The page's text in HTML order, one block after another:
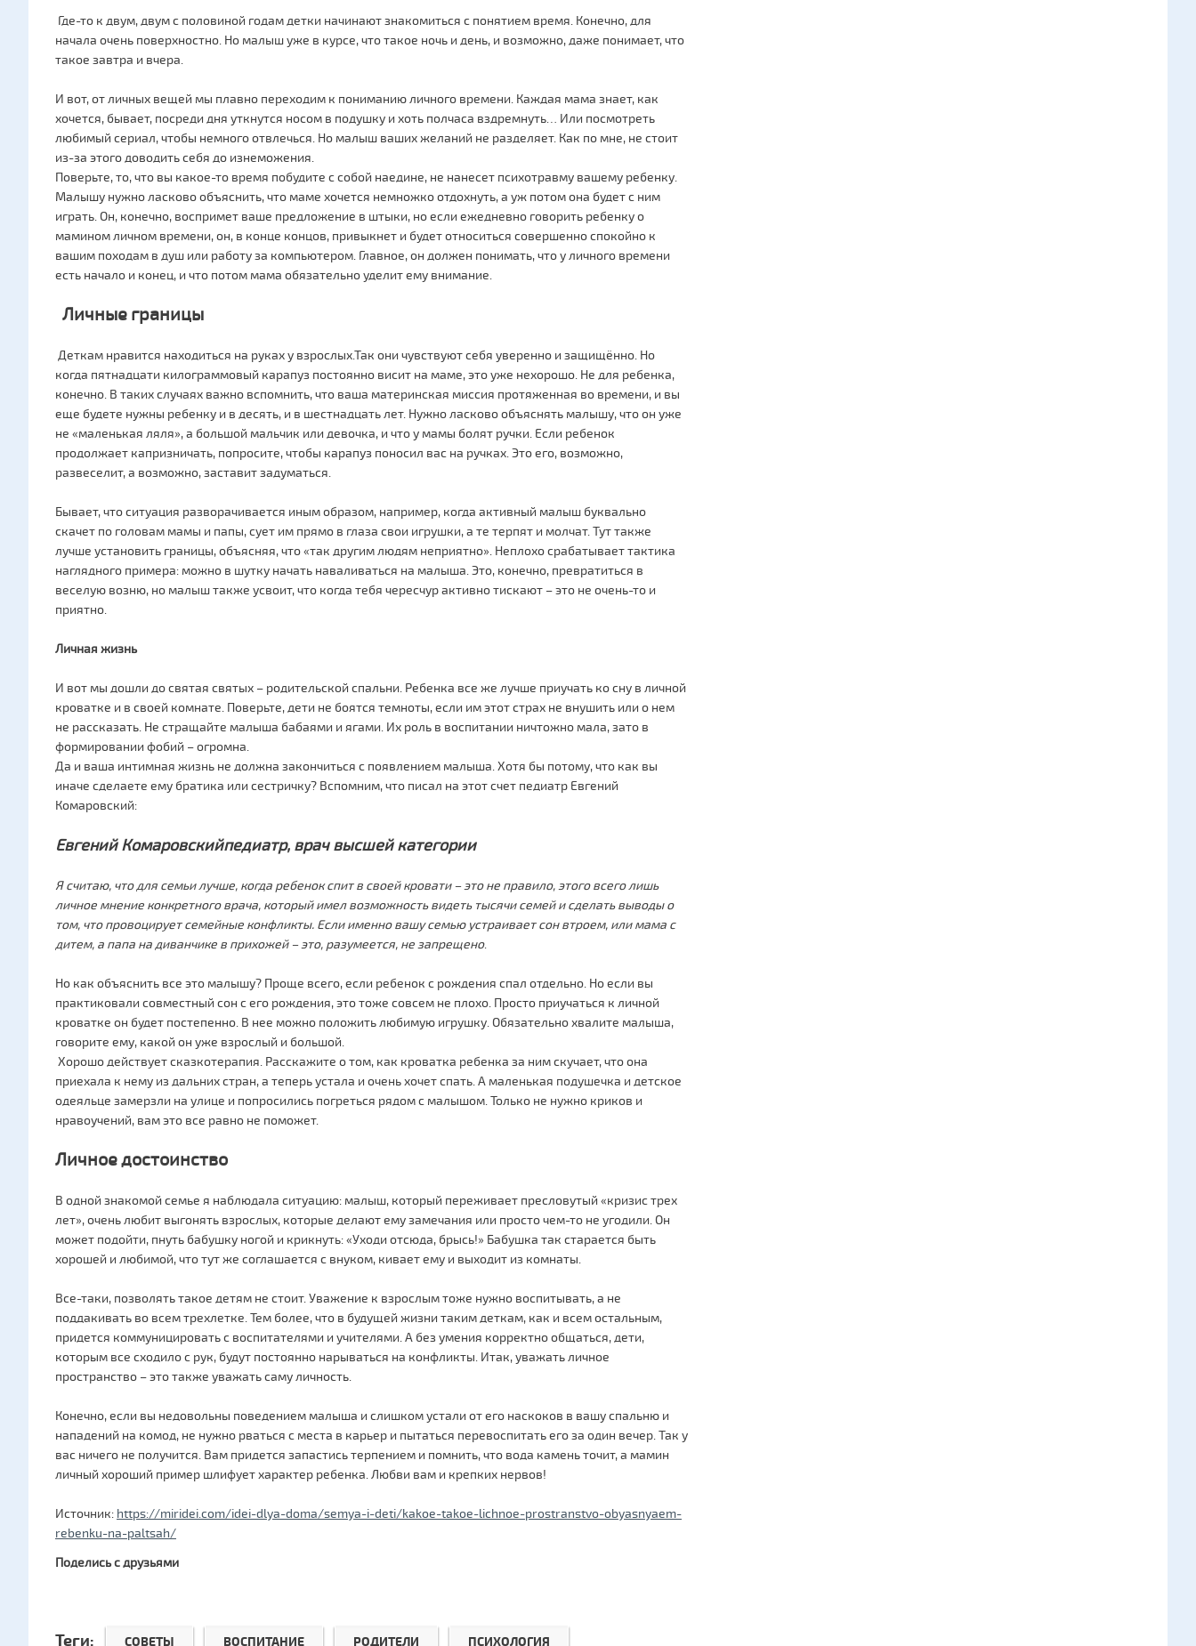
Где-то к двум, двум с половиной годам детки начинают знакомиться с понятием время. Конечно, для
начала очень поверхностно. Но малыш уже в курсе, что такое ночь и день, и возможно, даже понимает, что
такое завтра и вчера.
И вот, от личных вещей мы плавно переходим к пониманию личного времени. Каждая мама знает, как
хочется, бывает, посреди дня уткнутся носом в подушку и хоть полчаса вздремнуть… Или посмотреть
любимый сериал, чтобы немного отвлечься. Но малыш ваших желаний не разделяет. Как по мне, не стоит
из-за этого доводить себя до изнеможения.
Поверьте, то, что вы какое-то время побудите с собой наедине, не нанесет психотравму вашему ребенку.
Малышу нужно ласково объяснить, что маме хочется немножко отдохнуть, а уж потом она будет с ним
играть. Он, конечно, воспримет ваше предложение в штыки, но если ежедневно говорить ребенку о
мамином личном времени, он, в конце концов, привыкнет и будет относиться совершенно спокойно к
вашим походам в душ или работу за компьютером. Главное, он должен понимать, что у личного времени
есть начало и конец, и что потом мама обязательно уделит ему внимание.
Личные границы
Деткам нравится находиться на руках у взрослых.Так они чувствуют себя уверенно и защищённо. Но
когда пятнадцати килограммовый карапуз постоянно висит на маме, это уже нехорошо. Не для ребенка,
конечно. В таких случаях важно вспомнить, что ваша материнская миссия протяженная во времени, и вы
еще будете нужны ребенку и в десять, и в шестнадцать лет. Нужно ласково объяснять малышу, что он уже
не «маленькая ляля», а большой мальчик или девочка, и что у мамы болят ручки. Если ребенок
продолжает капризничать, попросите, чтобы карапуз поносил вас на ручках. Это его, возможно,
развеселит, а возможно, заставит задуматься.
Бывает, что ситуация разворачивается иным образом, например, когда активный малыш буквально
скачет по головам мамы и папы, сует им прямо в глаза свои игрушки, а те терпят и молчат. Тут также
лучше установить границы, объясняя, что «так другим людям неприятно». Неплохо срабатывает тактика
наглядного примера: можно в шутку начать наваливаться на малыша. Это, конечно, превратиться в
веселую возню, но малыш также усвоит, что когда тебя чересчур активно тискают – это не очень-то и
приятно.
Личная жизнь
И вот мы дошли до святая святых – родительской спальни. Ребенка все же лучше приучать ко сну в личной
кроватке и в своей комнате. Поверьте, дети не боятся темноты, если им этот страх не внушить или о нем
не рассказать. Не стращайте малыша бабаями и ягами. Их роль в воспитании ничтожно мала, зато в
формировании фобий – огромна.
Да и ваша интимная жизнь не должна закончиться с появлением малыша. Хотя бы потому, что как вы
иначе сделаете ему братика или сестричку? Вспомним, что писал на этот счет педиатр Евгений
Комаровский:
Евгений Комаровскийпедиатр, врач высшей категории
Я считаю, что для семьи лучше, когда ребенок спит в своей кровати – это не правило, этого всего лишь
личное мнение конкретного врача, который имел возможность видеть тысячи семей и сделать выводы о
том, что провоцирует семейные конфликты. Если именно вашу семью устраивает сон втроем, или мама с
дитем, а папа на диванчике в прихожей – это, разумеется, не запрещено.
Но как объяснить все это малышу? Проще всего, если ребенок с рождения спал отдельно. Но если вы
практиковали совместный сон с его рождения, это тоже совсем не плохо. Просто приучаться к личной
кроватке он будет постепенно. В нее можно положить любимую игрушку. Обязательно хвалите малыша,
говорите ему, какой он уже взрослый и большой.
Хорошо действует сказкотерапия. Расскажите о том, как кроватка ребенка за ним скучает, что она
приехала к нему из дальних стран, а теперь устала и очень хочет спать. А маленькая подушечка и детское
одеяльце замерзли на улице и попросились погреться рядом с малышом. Только не нужно криков и
нравоучений, вам это все равно не поможет.
Личное достоинство
В одной знакомой семье я наблюдала ситуацию: малыш, который переживает пресловутый «кризис трех
лет», очень любит выгонять взрослых, которые делают ему замечания или просто чем-то не угодили. Он
может подойти, пнуть бабушку ногой и крикнуть: «Уходи отсюда, брысь!» Бабушка так старается быть
хорошей и любимой, что тут же соглашается с внуком, кивает ему и выходит из комнаты.
Все-таки, позволять такое детям не стоит. Уважение к взрослым тоже нужно воспитывать, а не
поддакивать во всем трехлетке. Тем более, что в будущей жизни таким деткам, как и всем остальным,
придется коммуницировать с воспитателями и учителями. А без умения корректно общаться, дети,
которым все сходило с рук, будут постоянно нарываться на конфликты. Итак, уважать личное
пространство – это также уважать саму личность.
Конечно, если вы недовольны поведением малыша и слишком устали от его наскоков в вашу спальню и
нападений на комод, не нужно рваться с места в карьер и пытаться перевоспитать его за один вечер. Так у
вас ничего не получится. Вам придется запастись терпением и помнить, что вода камень точит, а мамин
личный хороший пример шлифует характер ребенка. Любви вам и крепких нервов!
Источник: https://miridei.com/idei-dlya-doma/semya-i-deti/kakoe-takoe-lichnoe-prostranstvo-obyasnyaem-
rebenku-na-paltsah/
Поделись с друзьями
Теги: СОВЕТЫ ВОСПИТАНИЕ РОДИТЕЛИ ПСИХОЛОГИЯ